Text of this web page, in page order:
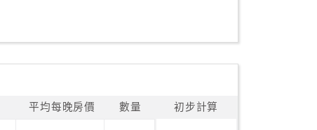
平均每晚房價 數量 初步計算